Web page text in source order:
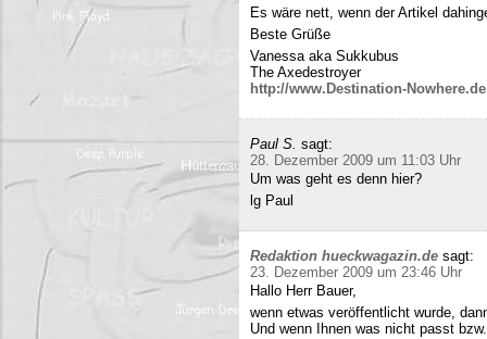
Es wäre nett, wenn der Artikel
Beste Grüße
Vanessa aka Sukkubus
The Axedestroyer
http://www.Destination-Nowhere.de
Paul S. sagt:
28. Dezember 2009 um 11:03 Uhr
Um was geht es denn hier?
lg Paul
Redaktion hueckwagazin.de sagt:
23. Dezember 2009 um 23:46 Uhr
Hallo Herr Bauer,
wenn etwas veröffentlicht wurde,
Und wenn Ihnen was nicht passt